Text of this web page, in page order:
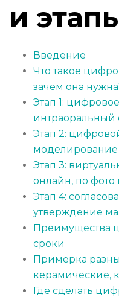
и
Введение
Что такое
зачем она
Этап 1:
интраоральный
Этап 2:
Этап 3:
онлайн, по фото
Этап 4:
утверждение
Преимущества
сроки
Примерка
керамические,
Где сделать